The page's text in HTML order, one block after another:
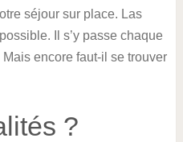
séjour sur place. Las
Il s’y passe chaque
encore faut-il se trouver
?